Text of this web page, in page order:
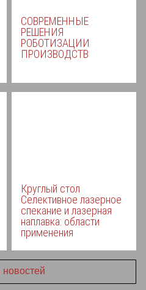
СОВРЕМЕННЫЕ
РЕШЕНИЯ
РОБОТИЗАЦИИ
ПРОИЗВОДСТВ
Круглый стол
Селективное лазерное
спекание и лазерная
наплавка: области
применения
новостей